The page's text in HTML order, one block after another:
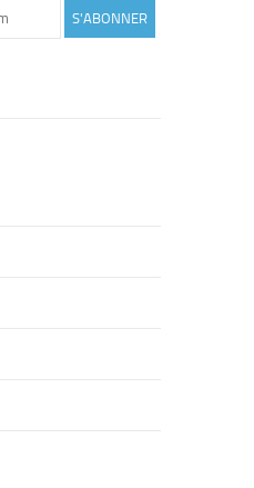
S'ABONNER